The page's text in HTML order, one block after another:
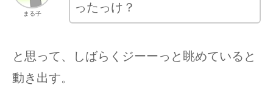
まる子
ったっけ？
と思って、しばらくジーーっと眺めていると
動き出す。